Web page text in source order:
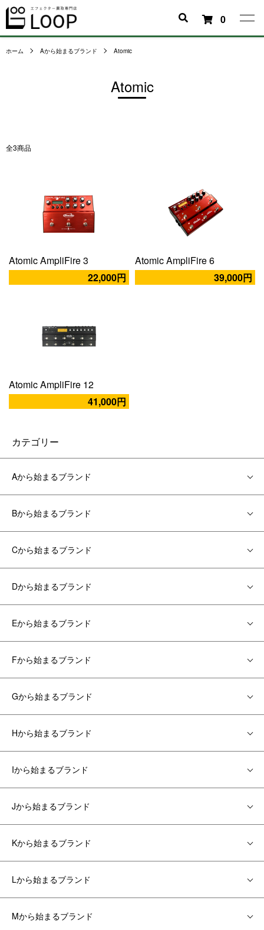
0
ホーム Aから始まるブランド Atomic
Atomic
全3商品
Atomic AmpliFire 3
22,000円
Atomic AmpliFire 6
39,000円
Atomic AmpliFire 12
41,000円
カテゴリー
Aから始まるブランド
Bから始まるブランド
Cから始まるブランド
Dから始まるブランド
Eから始まるブランド
Fから始まるブランド
Gから始まるブランド
Hから始まるブランド
Iから始まるブランド
Jから始まるブランド
Kから始まるブランド
Lから始まるブランド
Mから始まるブランド